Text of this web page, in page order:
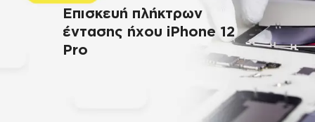
ΕΠΙΚΟΙΝΩΝΙΑ
Επισκευή πλήκτρων
έντασης ήχου iPhone 12
Pro